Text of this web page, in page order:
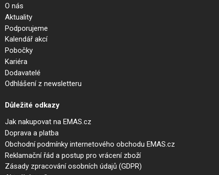
O nás
Aktuality
Podporujeme
Kalendář akcí
Pobočky
Kariéra
Dodavatelé
Odhlášení z newsletteru
Důležité odkazy
Jak nakupovat na EMAS.cz
Doprava a platba
Obchodní podmínky internetového obchodu EMAS.cz
Reklamační řád a postup pro vrácení zboží
Zásady zpracování osobních údajů (GDPR)